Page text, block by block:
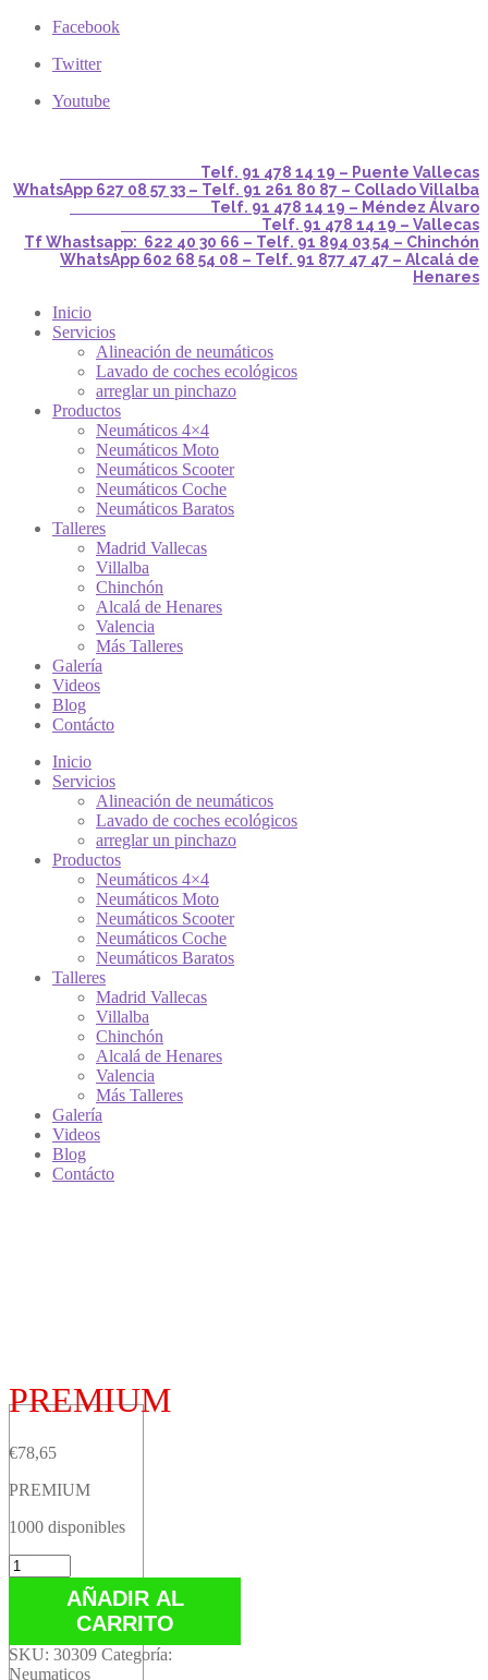
Facebook
Twitter
Youtube
Telf. 91 478 14 19 – Puente Vallecas
WhatsApp 627 08 57 33 – Telf. 91 261 80 87 – Collado Villalba
Telf. 91 478 14 19 – Méndez Álvaro
Telf. 91 478 14 19 – Vallecas
Tf Whastsapp: 622 40 30 66 – Telf. 91 894 03 54 – Chinchón
WhatsApp 602 68 54 08 – Telf. 91 877 47 47 – Alcalá de
Henares
Inicio
Servicios
Alineación de neumáticos
Lavado de coches ecológicos
arreglar un pinchazo
Productos
Neumáticos 4×4
Neumáticos Moto
Neumáticos Scooter
Neumáticos Coche
Neumáticos Baratos
Talleres
Madrid Vallecas
Villalba
Chinchón
Alcalá de Henares
Valencia
Más Talleres
Galería
Videos
Blog
Contácto
Inicio
Servicios
Alineación de neumáticos
Lavado de coches ecológicos
arreglar un pinchazo
Productos
Neumáticos 4×4
Neumáticos Moto
Neumáticos Scooter
Neumáticos Coche
Neumáticos Baratos
Talleres
Madrid Vallecas
Villalba
Chinchón
Alcalá de Henares
Valencia
Más Talleres
Galería
Videos
Blog
Contácto
PREMIUM
€78,65
PREMIUM
1000 disponibles
PREMIUM
cantidad
AÑADIR AL
CARRITO
SKU: 30309 Categoría:
Neumaticos